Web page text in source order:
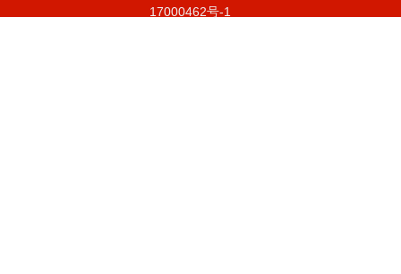
17000462号-1